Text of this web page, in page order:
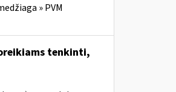
» PVM
tenkinti,